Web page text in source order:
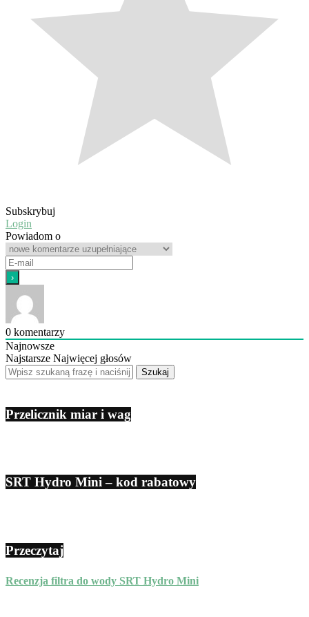
Subskrybuj
Login
Powiadom o
0 komentarzy
Najnowsze
Najstarsze Najwięcej głosów
Przelicznik miar i wag
SRT Hydro Mini – kod rabatowy
Przeczytaj
Recenzja filtra do wody SRT Hydro Mini